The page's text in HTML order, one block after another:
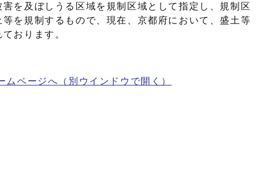
を及ぼしうる区域を規制区域として指定し、規制区
を規制するもので、現在、京都府において、盛土等
おります。
ムページへ （別ウインドウで開く）